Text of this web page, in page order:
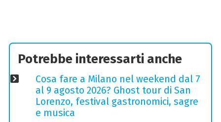
Potrebbe interessarti anche
Cosa fare a Milano nel weekend dal 7
al 9 agosto 2026? Ghost tour di San
Lorenzo, festival gastronomici, sagre
e musica